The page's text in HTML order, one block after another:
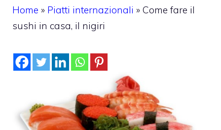
Home » Piatti internazionali » Come fare il
sushi in casa, il nigiri